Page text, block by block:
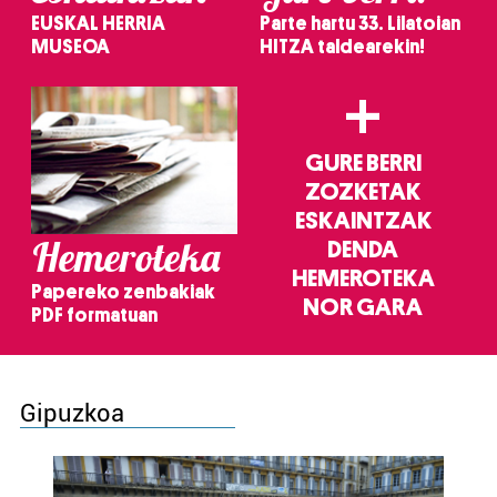
EUSKAL HERRIA
MUSEOA
Parte hartu 33. Lilatoian
HITZA taldearekin!
Hemeroteka
Papereko zenbakiak
PDF formatuan
+
GURE BERRI
ZOZKETAK
ESKAINTZAK
DENDA
HEMEROTEKA
NOR GARA
Gipuzkoa